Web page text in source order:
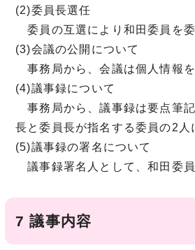
(2)委員長選任
委員の互選により和田委員を
(3)会議の公開について
事務局から、会議は個人情報
(4)議事録について
事務局から、議事録は要点筆
長と委員長が指名する委員の2人
(5)議事録の署名について
議事録署名人として、和田委員
7 議事内容